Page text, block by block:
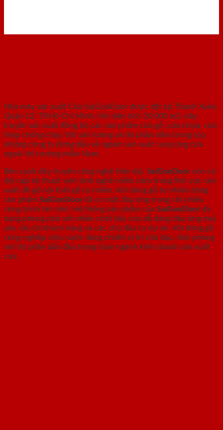
Nhà máy sản xuất Cửa SaiGonDoor được đặt tại Thạnh Xuân,
Quận 12, TP.Hồ Chí Minh. Với diện tích 20.000 m2, dây
truyền sản xuất đồng bộ các sản phẩm cửa gỗ ,cửa nhựa, cửa
thép chống cháy. Với sản lượng và thị phần nằm trong top
những công ty đứng đầu về ngành sản xuất cung ứng cửa
ngoài thị trường miền Nam.
Bên cạnh dây truyền công nghệ hiện đại, SaiGonDoor còn có
đội ngũ kỹ thuật viên lành nghề nhiều năm trong lĩnh vực sản
xuất đồ gỗ nội thất gỗ tự nhiên. Với dòng gỗ tự nhiên dòng
sản phẩm SaiGonDoor đã có mặt đáp ứng trong rất nhiều
công trình lớn nhỏ. Hệ thống sản phẩm của SaiGonDoor đa
dạng phong phú với nhiều chất liệu cửa dễ dàng đáp ứng mọi
yêu cầu từ khách hàng và các chủ đầu tư dự án. Với dòng gỗ
công nghiệp chịu nước đang chiếm vị trí chủ đạo, tiên phong
với thị phần dẫn đầu trong toàn ngành kinh doanh sản xuất
cửa.